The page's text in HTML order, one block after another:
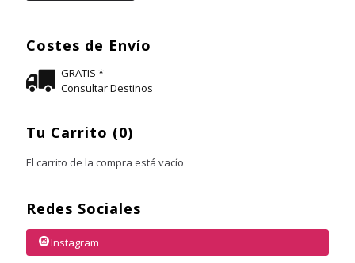
Costes de Envío
GRATIS *
Consultar Destinos
Tu Carrito (0)
El carrito de la compra está vacío
Redes Sociales
Instagram